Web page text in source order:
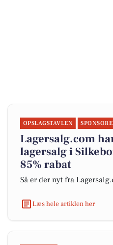
OPSLAGSTAVLEN
Lagersalg.com
lagersalg i
85% rabat
Så er der nyt fra
Læs hele artiklen her